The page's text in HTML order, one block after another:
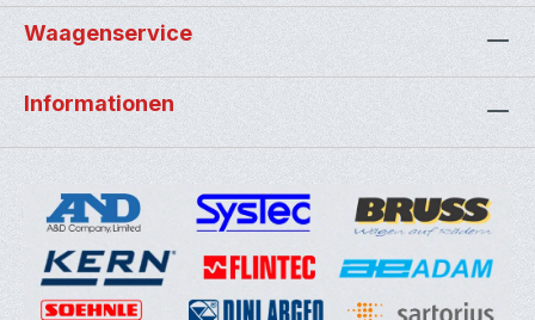
Waagenservice
Informationen